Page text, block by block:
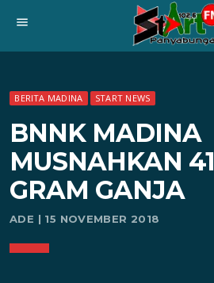
menu
BERITA MADINA START NEWS
BNNK MADINA
MUSNAHKAN
GRAM GANJA
ADE | 15 NOVEMBER 2018